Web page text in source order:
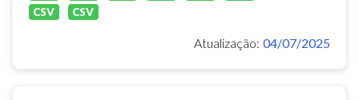
CSV
CSV
Atualização: 04/07/2025